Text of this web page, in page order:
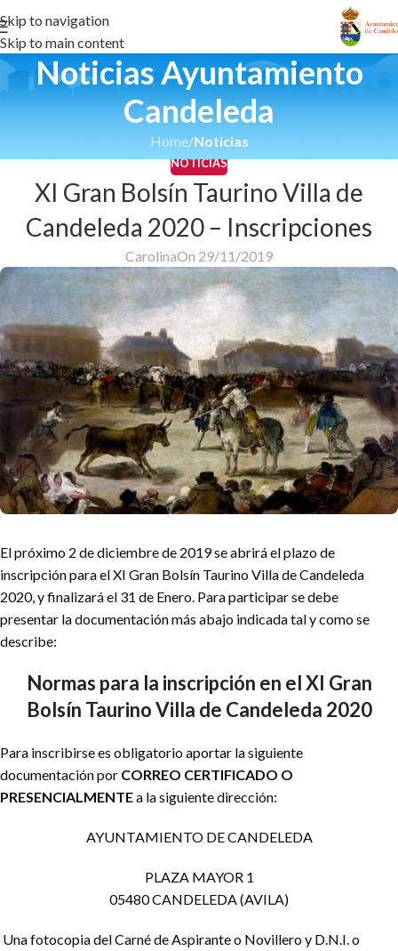
Skip to navigation
Skip to main content
Noticias Ayuntamiento
Candeleda
Home/Noticias
NOTICIAS
XI Gran Bolsín Taurino Villa de
Candeleda 2020 – Inscripciones
CarolinaOn 29/11/2019
El próximo 2 de diciembre de 2019 se abrirá el plazo de
inscripción para el XI Gran Bolsín Taurino Villa de Candeleda
2020, y finalizará el 31 de Enero. Para participar se debe
presentar la documentación más abajo indicada tal y como se
describe:
Normas para la inscripción en el XI Gran
Bolsín Taurino Villa de Candeleda 2020
Para inscribirse es obligatorio aportar la siguiente
documentación por CORREO CERTIFICADO O
PRESENCIALMENTEa la siguiente dirección:
AYUNTAMIENTO DE CANDELEDA
PLAZA MAYOR 1
05480 CANDELEDA (AVILA)
Una fotocopia del Carné de Aspirante o Novillero y D.N.I. o